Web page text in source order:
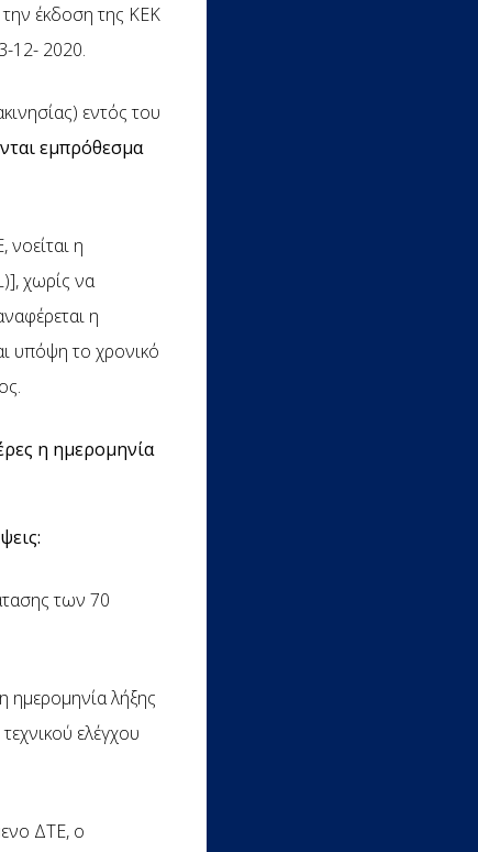
έκδοση της ΚΕΚ
12- 2020.
εντός του
εμπρόθεσμα
νοείται η
χωρίς να
η
υπόψη το χρονικό
η ημερομηνία
των 70
ημερομηνία λήξης
ελέγχου
ΔΤΕ, ο